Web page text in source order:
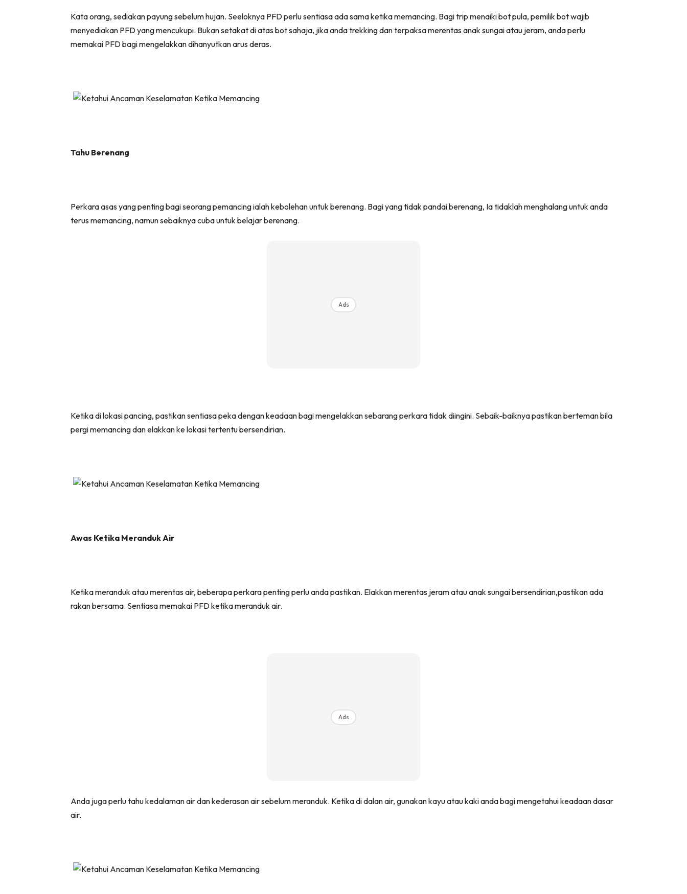
Kata orang, sediakan payung sebelum hujan. Seeloknya PFD perlu sentiasa ada sama ketika memancing. Bagi trip menaiki bot pula, pemilik bot wajib
menyediakan PFD yang mencukupi. Bukan setakat di atas bot sahaja, jika anda trekking dan terpaksa merentas anak sungai atau jeram, anda perlu
memakai PFD bagi mengelakkan dihanyutkan arus deras.
Tahu Berenang
Perkara asas yang penting bagi seorang pemancing ialah kebolehan untuk berenang. Bagi yang tidak pandai berenang, Ia tidaklah menghalang untuk anda
terus memancing, namun sebaiknya cuba untuk belajar berenang.
Ads
Ketika di lokasi pancing, pastikan sentiasa peka dengan keadaan bagi mengelakkan sebarang perkara tidak diingini. Sebaik-baiknya pastikan berteman bila
pergi memancing dan elakkan ke lokasi tertentu bersendirian.
Awas Ketika Meranduk Air
Ketika meranduk atau merentas air, beberapa perkara penting perlu anda pastikan. Elakkan merentas jeram atau anak sungai bersendirian,pastikan ada
rakan bersama. Sentiasa memakai PFD ketika meranduk air.
Ads
Anda juga perlu tahu kedalaman air dan kederasan air sebelum meranduk. Ketika di dalan air, gunakan kayu atau kaki anda bagi mengetahui keadaan dasar
air.